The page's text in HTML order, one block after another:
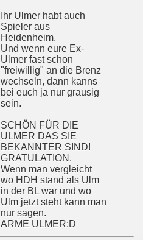
Ihr Ulmer habt auch
Spieler aus
Heidenheim.
Und wenn eure Ex-
Ulmer fast schon
"freiwillig" an die Brenz
wechseln, dann kanns
bei euch ja nur grausig
sein.
SCHÖN FÜR DIE
ULMER DAS SIE
BEKANNTER SIND!
GRATULATION.
Wenn man vergleicht
wo HDH stand als Ulm
in der BL war und wo
Ulm jetzt steht kann man
nur sagen.
ARME ULMER:D